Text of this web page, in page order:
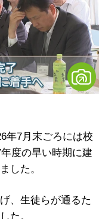
年7月末ごろには校
度の早い時期に建
した。
、生徒らが通るた
た。